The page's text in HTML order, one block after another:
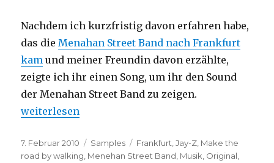
und
The
Menahan
Band
in
Nachdem ich kurzfristig davon erfahren habe,
das dieMenahan Street Band nach Frankfurt
kam und meiner Freundin davon erzählte,
zeigte ich ihr einen Song, um ihr den Sound
der Menahan Street Band zu zeigen.
„Sample-Special (#12): Menahan Street Band“
weiterlesen
Veröffentlicht
am
7. Februar 2010 Kategorien
Samples Schlagwörter
Frankfurt ,Jay-Z Make the
road by walking Menehan Street Band Musik Original